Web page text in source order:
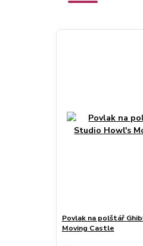
Povlak na polštář
Moving Castle